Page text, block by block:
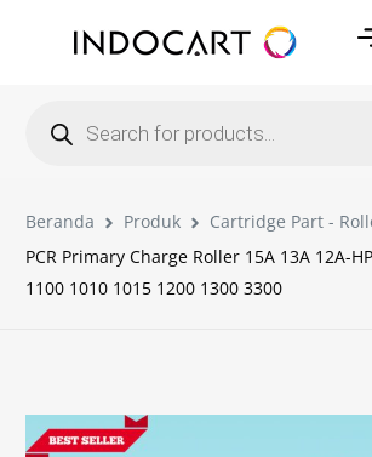
Beranda Produk
Cartridge Part -
PCR Primary Charge Roller 15A 13A 12A-
1100 1010 1015 1200 1300 3300